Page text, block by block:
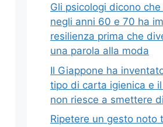
Gli psicologi dicono
negli anni 60 e 70 ha
resilienza prima che
una parola alla moda
Il Giappone ha
tipo di carta igienica e
non riesce a smettere
Ripetere un gesto noto